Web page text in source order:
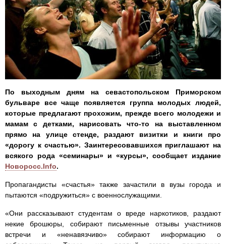
По выходным дням на севастопольском Приморском
бульваре все чаще появляется группа молодых людей,
которые предлагают прохожим, прежде всего молодежи и
мамам с детками, нарисовать что-то на выставленном
прямо на улице стенде, раздают визитки и книги про
«дорогу к счастью». Заинтересовавшихся приглашают на
всякого рода «семинары» и «курсы», сообщает издание
Новоросс.Info.
Пропагандисты «счастья» также зачастили в вузы города и
пытаются «подружиться» с военнослужащими.
«Они рассказывают студентам о вреде наркотиков, раздают
некие брошюры, собирают письменные отзывы участников
встречи и «ненавязчиво» собирают информацию о